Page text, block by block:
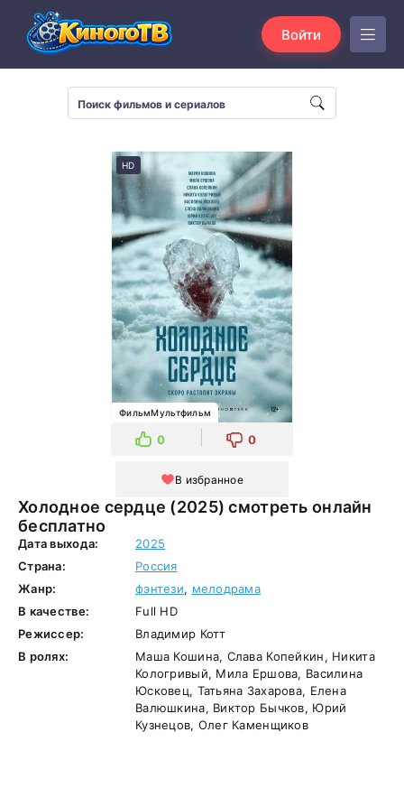
Войти
Холодное сердце (2025) смотреть онлайн
бесплатно
HD
ФильмМультфильм
0 0
В избранное
Дата выхода:
2025
Страна:
Россия
Жанр:
фэнтези, мелодрама
В качестве:
Full HD
Режиссер:
Владимир Котт
В ролях:
Маша Кошина, Слава Копейкин, Никита
Кологривый, Мила Ершова, Василина
Юсковец, Татьяна Захарова, Елена
Валюшкина, Виктор Бычков, Юрий
Кузнецов, Олег Каменщиков